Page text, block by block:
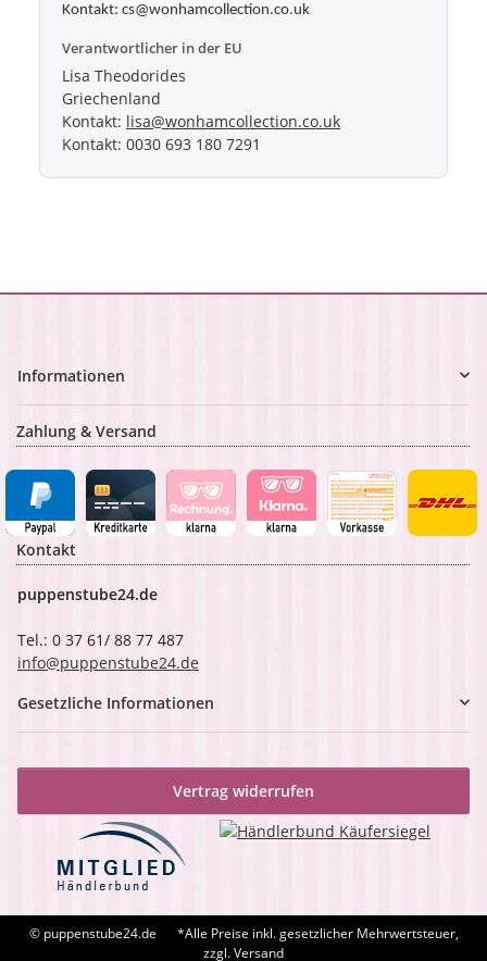
Kontakt: cs@wonhamcollection.co.uk
Verantwortlicher in der EU
Lisa Theodorides
Griechenland
Kontakt: lisa@wonhamcollection.co.uk
Kontakt: 0030 693 180 7291
Informationen
Zahlung & Versand
Kontakt
puppenstube24.de
Tel.: 0 37 61/ 88 77 487
info@puppenstube24.de
Gesetzliche Informationen
Vertrag widerrufen
© puppenstube24.de
*Alle Preise inkl. gesetzlicher Mehrwertsteuer,
zzgl. Versand